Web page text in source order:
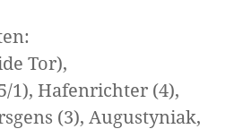
Tor),
1), Hafenrichter (4),
(3), Augustyniak,